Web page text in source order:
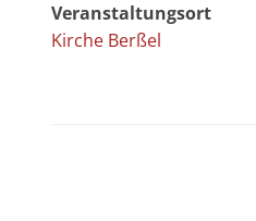
Veranstaltungsort
Kirche Berßel